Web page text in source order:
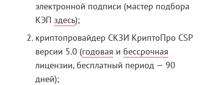
электронной подписи (мастер подбора
КЭП здесь);
криптопровайдер СКЗИ КриптоПро CSP
версии 5.0 (годовая и бессрочная
лицензии, бесплатный период — 90
дней);